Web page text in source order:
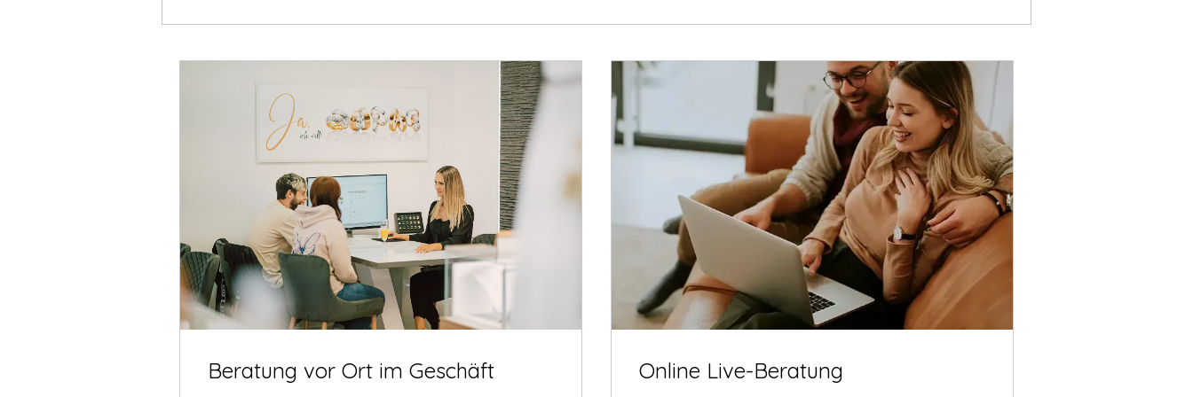
Beratung vor Ort im Geschäft Online Live-Beratung